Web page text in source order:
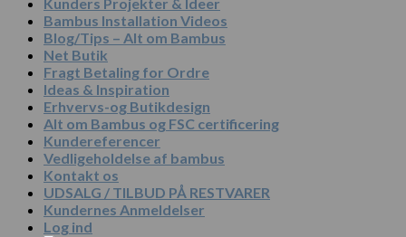
Bambus Installation Videos
Blog/Tips – Alt om Bambus
Net Butik
Fragt Betaling for Ordre
Ideas & Inspiration
Erhvervs-og Butikdesign
Alt om Bambus og FSC certificering
Kundereferencer
Vedligeholdelse af bambus
Kontakt os
UDSALG / TILBUD PÅ RESTVARER
Kundernes Anmeldelser
Log ind